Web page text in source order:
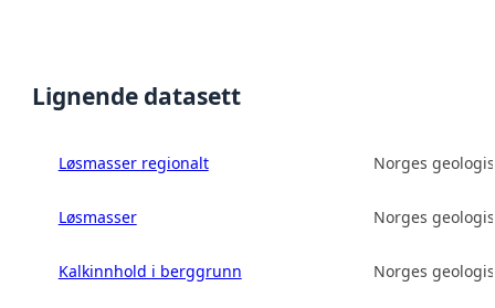
Lignende datasett
Løsmasser regionalt Norges
Løsmasser Norges
Kalkinnhold i berggrunn Norges